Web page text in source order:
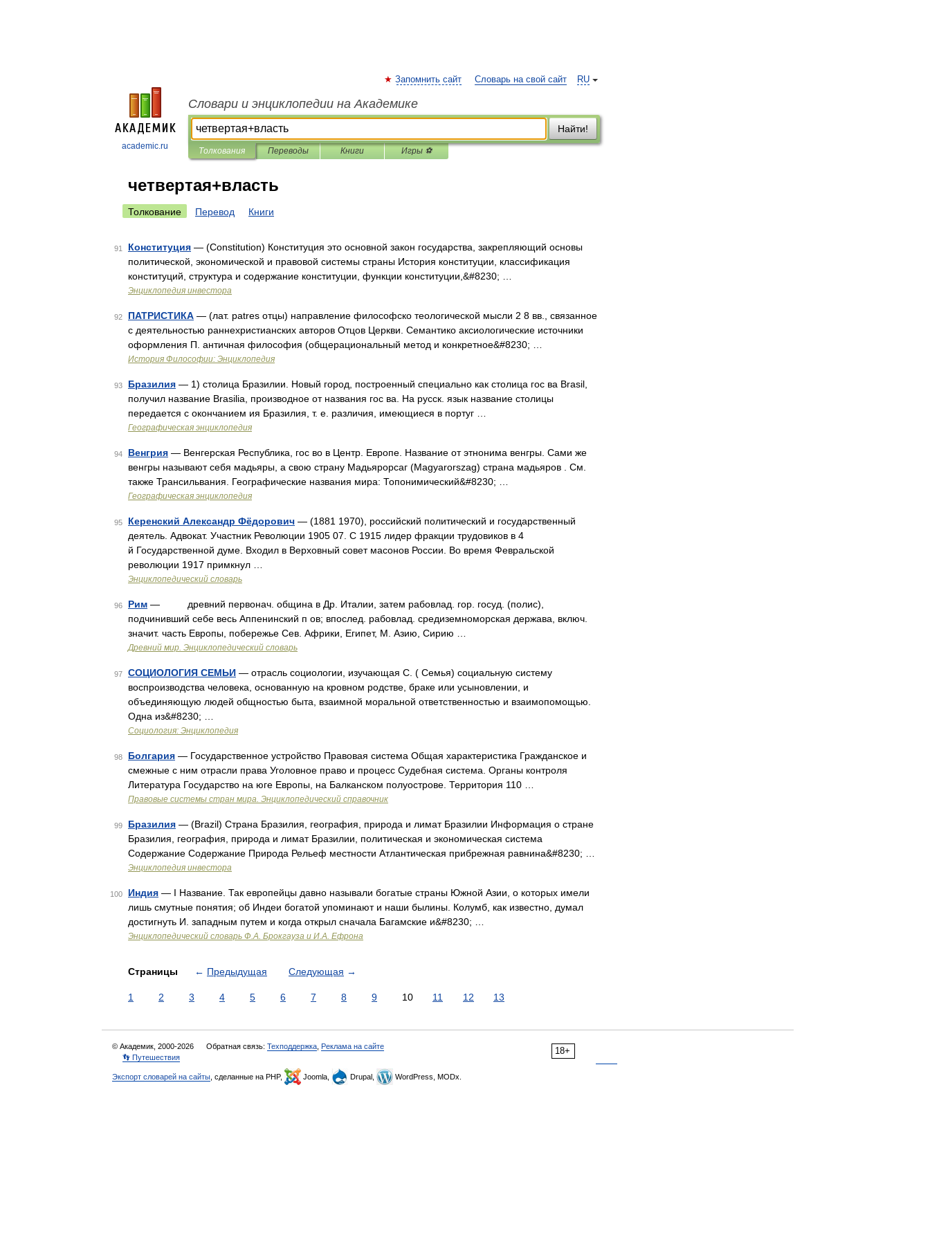
academic.ru
RU
Запомнить сайт Словарь на свой сайт
Словари и энциклопедии на Академике
Найти!
Толкования Переводы Книги Игры ⚽
четвертая+власть
Толкование Перевод Книги
91 Конституция — (Constitution) Конституция это основной закон государства, закрепляющий основы
политической, экономической и правовой системы страны История конституции, классификация
конституций, структура и содержание конституции, функции конституции,&#8230; …
Энциклопедия инвестора
92 ПАТРИСТИКА — (лат. patres отцы) направление философско теологической мысли 2 8 вв., связанное
с деятельностью раннехристианских авторов Отцов Церкви. Семантико аксиологические источники
оформления П. античная философия (общерациональный метод и конкретное&#8230; …
История Философии: Энциклопедия
93 Бразилия — 1) столица Бразилии. Новый город, построенный специально как столица гос ва Brasil,
получил название Brasilia, производное от названия гос ва. На русск. язык название столицы
передается с окончанием ия Бразилия, т. е. различия, имеющиеся в португ …
Географическая энциклопедия
94 Венгрия — Венгерская Республика, гос во в Центр. Европе. Название от этнонима венгры. Сами же
венгры называют себя мадьяры, а свою страну Мадьярорсаг (Magyarorszag) страна мадьяров . См.
также Трансильвания. Географические названия мира: Топонимический&#8230; …
Географическая энциклопедия
95 Керенский Александр Фёдорович — (1881 1970), российский политический и государственный
деятель. Адвокат. Участник Революции 1905 07. С 1915 лидер фракции трудовиков в 4
й Государственной думе. Входил в Верховный совет масонов России. Во время Февральской
революции 1917 примкнул …
Энциклопедический словарь
96 Рим — древний первонач. община в Др. Италии, затем рабовлад. гор. госуд. (полис),
подчинивший себе весь Аппенинский п ов; впослед. рабовлад. средиземноморская держава, включ.
значит. часть Европы, побережье Сев. Африки, Египет, М. Азию, Сирию …
Древний мир. Энциклопедический словарь
97 СОЦИОЛОГИЯ СЕМЬИ — отрасль социологии, изучающая С. ( Семья) социальную систему
воспроизводства человека, основанную на кровном родстве, браке или усыновлении, и
объединяющую людей общностью быта, взаимной моральной ответственностью и взаимопомощью.
Одна из&#8230; …
Социология: Энциклопедия
98 Болгария — Государственное устройство Правовая система Общая характеристика Гражданское и
смежные с ним отрасли права Уголовное право и процесс Судебная система. Органы контроля
Литература Государство на юге Европы, на Балканском полуострове. Территория 110 …
Правовые системы стран мира. Энциклопедический справочник
99 Бразилия — (Brazil) Страна Бразилия, география, природа и лимат Бразилии Информация о стране
Бразилия, география, природа и лимат Бразилии, политическая и экономическая система
Содержание Содержание Природа Рельеф местности Атлантическая прибрежная равнина&#8230; …
Энциклопедия инвестора
100 Индия — I Название. Так европейцы давно называли богатые страны Южной Азии, о которых имели
лишь смутные понятия; об Индеи богатой упоминают и наши былины. Колумб, как известно, думал
достигнуть И. западным путем и когда открыл сначала Багамские и&#8230; …
Энциклопедический словарь Ф.А. Брокгауза и И.А. Ефрона
Страницы ← Предыдущая Следующая →
1 2 3 4 5 6 7 8 9 10 11 12 13
18+
© Академик, 2000-2026 Обратная связь: Техподдержка Реклама на сайте
👣 Путешествия
Экспорт словарей на сайты , сделанные на PHP, Joomla, Drupal, WordPress, MODx.